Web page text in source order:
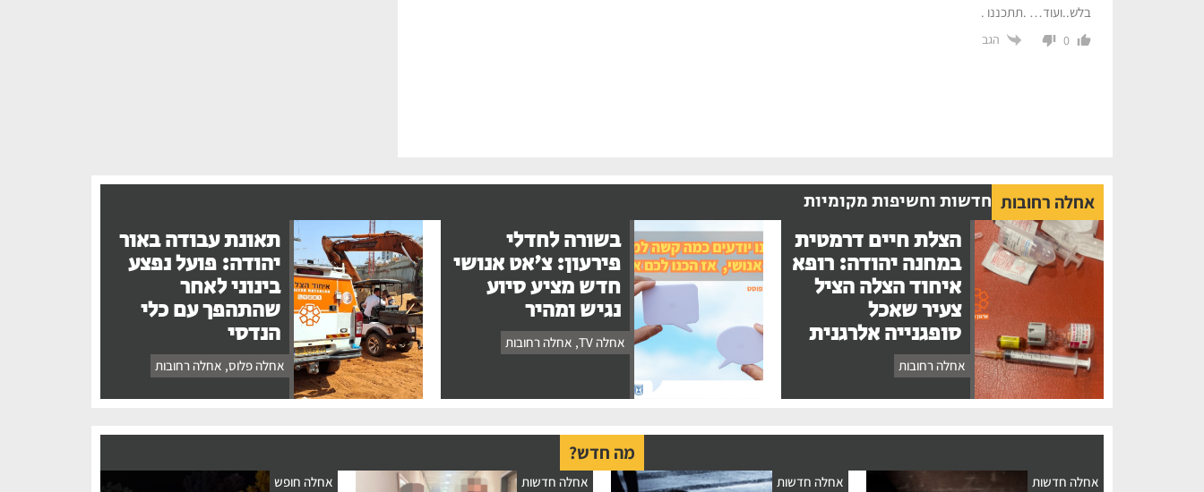
בלש..ועוד… .תתכננו .
0 הגב
אחלה רחובות חדשות וחשיפות מקומיות
הצלת חיים דרמטית
במחנה יהודה: רופא
איחוד הצלה הציל
צעיר שאכל
סופגנייה אלרגנית
אחלה רחובות
בשורה לחדלי
פירעון: צ'אט אנושי
חדש מציע סיוע
נגיש ומהיר
אחלה TV , אחלה רחובות
תאונת עבודה באור
יהודה: פועל נפצע
בינוני לאחר
שהתהפך עם כלי
הנדסי
אחלה פלוס, אחלה רחובות
מה חדש?
אחלה חדשות אחלה חדשות אחלה חדשות אחלה חופש